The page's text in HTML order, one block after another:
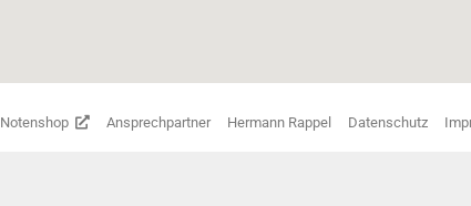
Notenshop Ansprechpartner Hermann Rappel Datenschutz